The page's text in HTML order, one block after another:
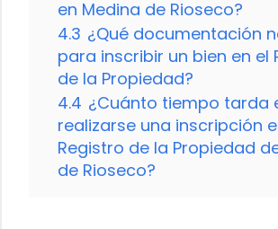
en Medina de Rioseco?
4.3 ¿Qué documentación
para inscribir un bien en el
de la Propiedad?
4.4 ¿Cuánto tiempo tarda
realizarse una inscripción
Registro de la Propiedad
de Rioseco?